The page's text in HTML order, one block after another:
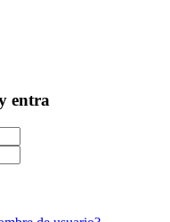
entra